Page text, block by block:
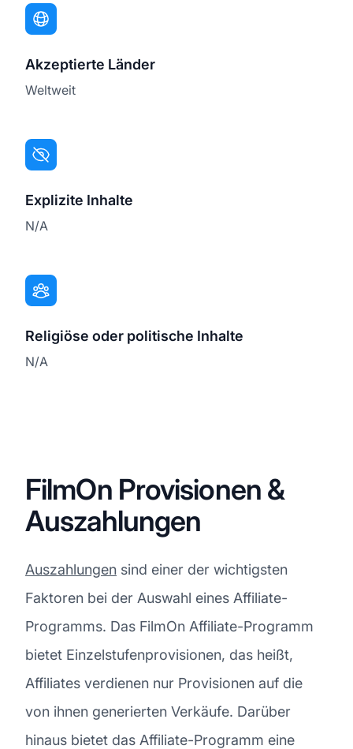
Akzeptierte Länder
Weltweit
Explizite Inhalte
N/A
Religiöse oder politische Inhalte
N/A
FilmOn Provisionen &
Auszahlungen
Auszahlungen sind einer der wichtigsten
Faktoren bei der Auswahl eines Affiliate-
Programms. Das FilmOn Affiliate-Programm
bietet Einzelstufenprovisionen, das heißt,
Affiliates verdienen nur Provisionen auf die
von ihnen generierten Verkäufe. Darüber
hinaus bietet das Affiliate-Programm eine